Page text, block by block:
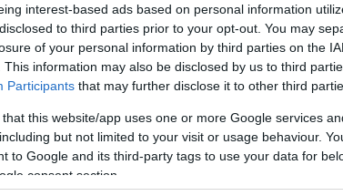
interest-based ads based on personal information
to third parties prior to your opt-out. You may
of your personal information by third parties on the
This information may also be disclosed by us to third
Participants that may further disclose it to other third
that this website/app uses one or more Google services
but not limited to your visit or usage behaviour.
to Google and its third-party tags to use your data for
consent section.
irodák által kínált biztonságos